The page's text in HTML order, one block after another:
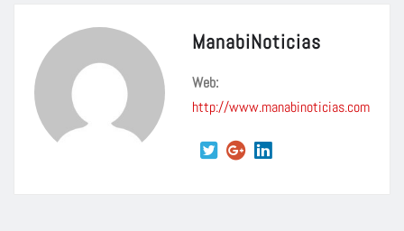
ManabiNoticias
Web:
http://www.manabinoticias.com